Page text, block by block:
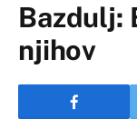
Bazdulj:
njihov